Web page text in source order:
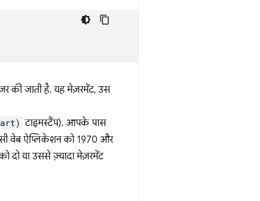
की जाती है. यह मेज़रमेंट, उस
टाइमस्टैंप). आपके पास
वेब ऐप्लिकेशन को 1970 और
दो या उससे ज़्यादा मेज़रमेंट